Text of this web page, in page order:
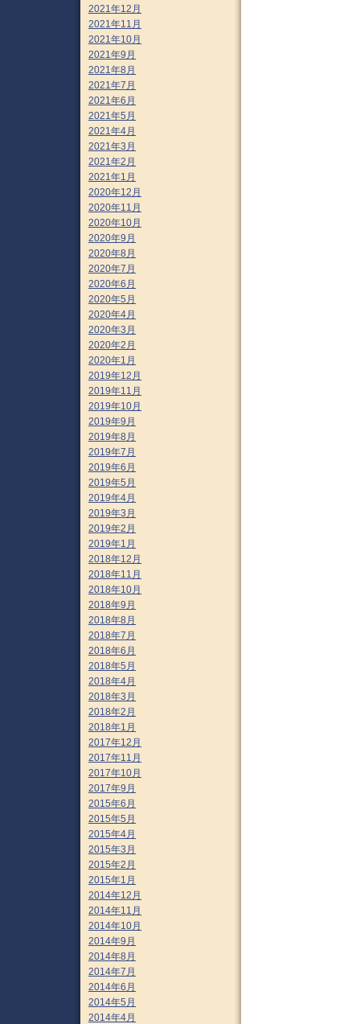
2021年12月
2021年11月
2021年10月
2021年9月
2021年8月
2021年7月
2021年6月
2021年5月
2021年4月
2021年3月
2021年2月
2021年1月
2020年12月
2020年11月
2020年10月
2020年9月
2020年8月
2020年7月
2020年6月
2020年5月
2020年4月
2020年3月
2020年2月
2020年1月
2019年12月
2019年11月
2019年10月
2019年9月
2019年8月
2019年7月
2019年6月
2019年5月
2019年4月
2019年3月
2019年2月
2019年1月
2018年12月
2018年11月
2018年10月
2018年9月
2018年8月
2018年7月
2018年6月
2018年5月
2018年4月
2018年3月
2018年2月
2018年1月
2017年12月
2017年11月
2017年10月
2017年9月
2015年6月
2015年5月
2015年4月
2015年3月
2015年2月
2015年1月
2014年12月
2014年11月
2014年10月
2014年9月
2014年8月
2014年7月
2014年6月
2014年5月
2014年4月